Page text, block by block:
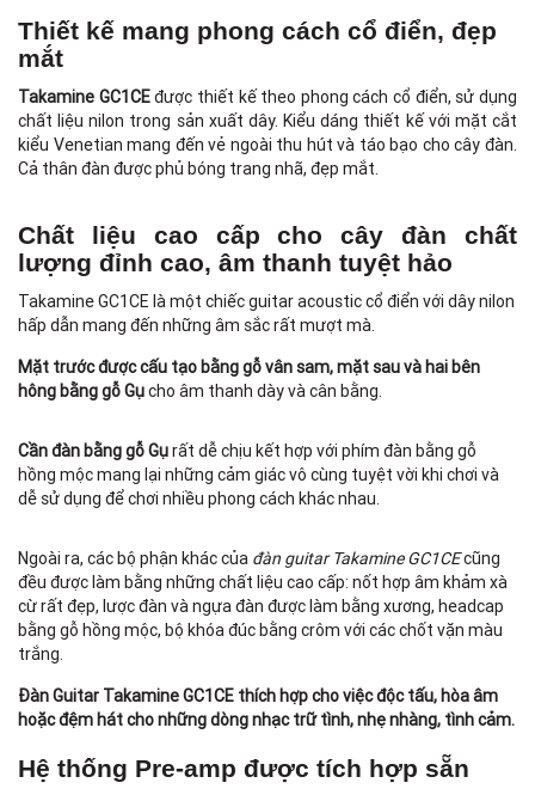
Thiết kế mang phong cách cổ điển, đẹp
mắt
Takamine GC1CEđược thiết kế theo phong cách cổ điển, sử dụng
chất liệu nilon trong sản xuất dây. Kiểu dáng thiết kế với mặt cắt
kiểu Venetian mang đến vẻ ngoài thu hút và táo bạo cho cây đàn.
Cả thân đàn được phủ bóng trang nhã, đẹp mắt.
Chất liệu cao cấp cho cây đàn chất
lượng đỉnh cao, âm thanh tuyệt hảo
Takamine GC1CE là một chiếc guitar acoustic cổ điển với dây nilon
hấp dẫn mang đến những âm sắc rất mượt mà.
Mặt trước được cấu tạo bằng gỗ vân sam, mặt sau và hai bên
hông bằng gỗ Gụcho âm thanh dày và cân bằng.
Cần đàn bằng gỗ Gụrất dễ chịu kết hợp với phím đàn bằng gỗ
hồng mộc mang lại những cảm giác vô cùng tuyệt vời khi chơi và
dễ sử dụng để chơi nhiều phong cách khác nhau.
Ngoài ra, các bộ phận khác của đàn guitar Takamine GC1CEcũng
đều được làm bằng những chất liệu cao cấp: nốt hợp âm khảm xà
cừ rất đẹp, lược đàn và ngựa đàn được làm bằng xương, headcap
bằng gỗ hồng mộc, bộ khóa đúc bằng crôm với các chốt vặn màu
trắng.
Đàn Guitar Takamine GC1CE thích hợp cho việc độc tấu, hòa âm
hoặc đệm hát cho những dòng nhạc trữ tình, nhẹ nhàng, tình cảm.
Hệ thống Pre-amp được tích hợp sẵn